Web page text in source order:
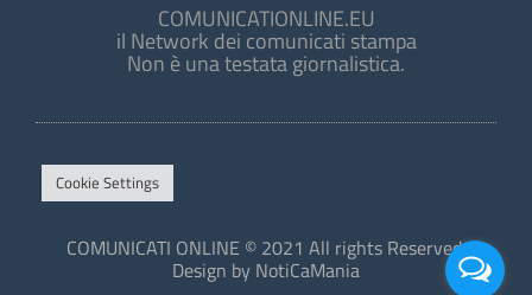
COMUNICATIONLINE.EU
il Network dei comunicati stampa
Non è una testata giornalistica.
Cookie Settings
COMUNICATI ONLINE © 2021 All rights Reserved.
Design by NotiCaMania